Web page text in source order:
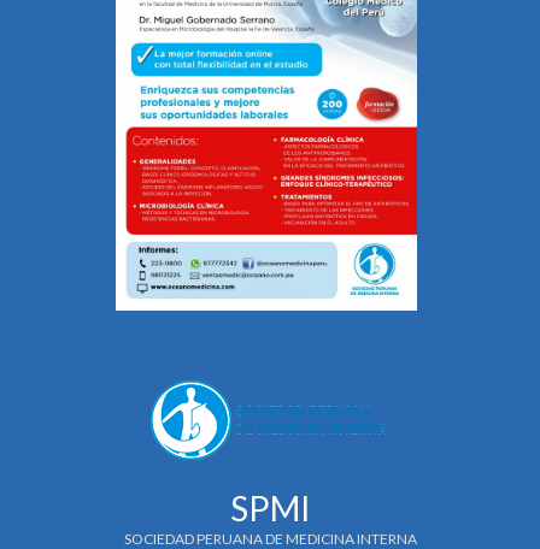
SPMI
SOCIEDAD PERUANA DE MEDICINA INTERNA